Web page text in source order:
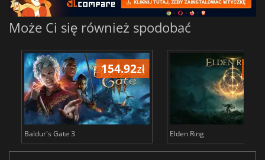
Może Ci się również spodobać
154.92zł
Baldur's Gate 3 Elden Ring